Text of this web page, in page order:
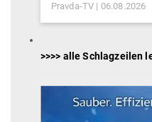
Pravda-TV 06.08.2026
>>>> alle Schlagzeilen